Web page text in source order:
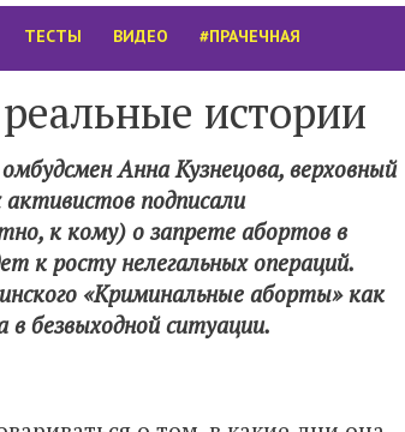
ТЕСТЫ ВИДЕО #ПРАЧЕЧНАЯ
истории
Анна Кузнецова, верховный
подписали
к кому) о запрете абортов в
к росту нелегальных операций.
«Криминальные аборты» как
безвыходной ситуации.